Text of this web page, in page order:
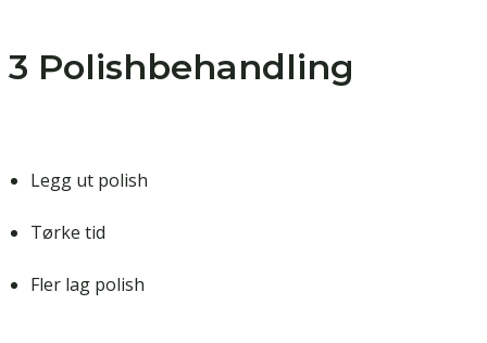
3 Polishbehandling
Legg ut polish
Tørke tid
Fler lag polish